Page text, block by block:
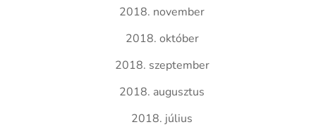
2018. november
2018. október
2018. szeptember
2018. augusztus
2018. július